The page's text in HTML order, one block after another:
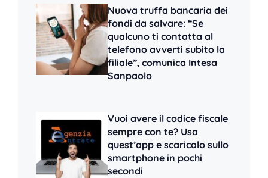
Nuova truffa bancaria dei
fondi da salvare: “Se
qualcuno ti contatta al
telefono avverti subito la
filiale”, comunica Intesa
Sanpaolo
Vuoi avere il codice fiscale
sempre con te? Usa
quest’app e scaricalo sullo
smartphone in pochi
secondi